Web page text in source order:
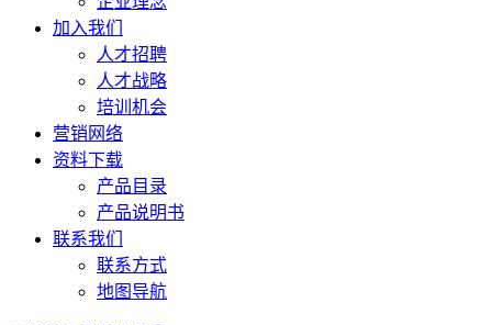
加入我们
人才招聘
人才战略
培训机会
营销网络
资料下载
产品目录
产品说明书
联系我们
联系方式
地图导航